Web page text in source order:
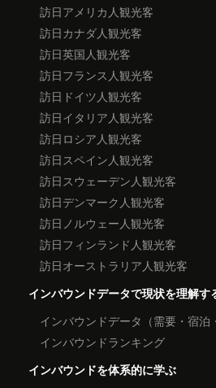
訪日アメリカ人観光客
訪日カナダ人観光客
訪日英国人観光客
訪日フランス人観光客
訪日ドイツ人観光客
訪日イタリア人観光客
訪日ロシア人観光客
訪日スペイン人観光客
訪日スウェーデン人観光客
訪日デンマーク人観光客
訪日ノルウェー人観光客
訪日フィンランド人観光客
訪日オーストラリア人観光客
インバウンドデータで現状を理解す
インバウンドデータ（需要・宿泊
インバウンドランキング
インバウンドを体系的に学ぶ